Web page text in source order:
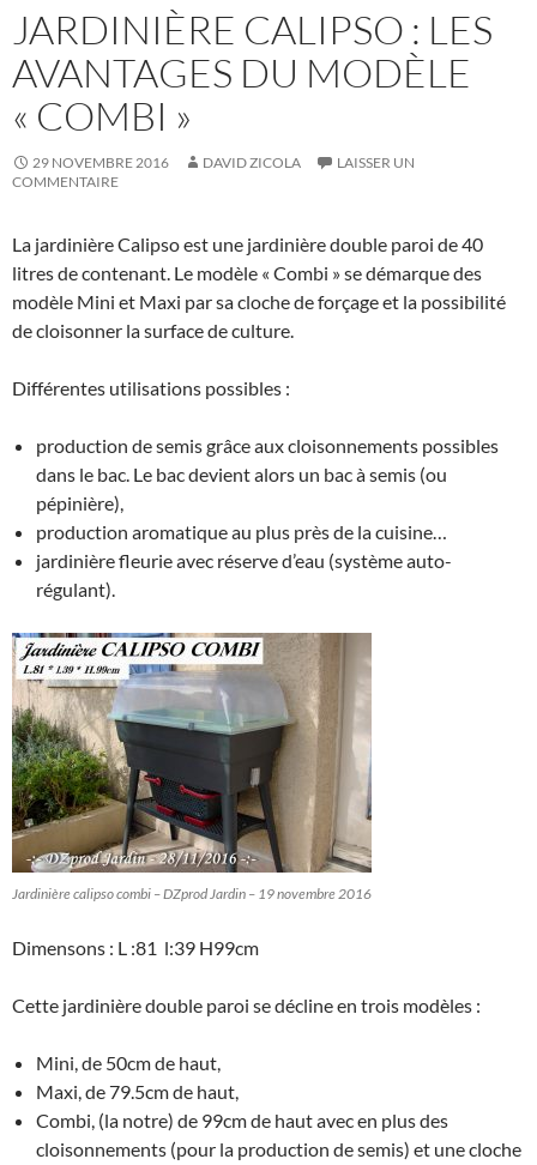
JARDINIÈRE CALIPSO : LES
AVANTAGES DU MODÈLE
« COMBI »
29 NOVEMBRE 2016 DAVID ZICOLA
LAISSER UN
COMMENTAIRE
La jardinière Calipso est une jardinière double paroi de 40
litres de contenant. Le modèle « Combi » se démarque des
modèle Mini et Maxi par sa cloche de forçage et la possibilité
de cloisonner la surface de culture.
Différentes utilisations possibles :
production de semis grâce aux cloisonnements possibles
dans le bac. Le bac devient alors un bac à semis (ou
pépinière),
production aromatique au plus près de la cuisine…
jardinière fleurie avec réserve d’eau (système auto-
régulant).
Jardinière calipso combi – DZprod Jardin – 19 novembre 2016
Dimensons : L :81 l:39 H99cm
Cette jardinière double paroi se décline en trois modèles :
Mini, de 50cm de haut,
Maxi, de 79.5cm de haut,
Combi, (la notre) de 99cm de haut avec en plus des
cloisonnements (pour la production de semis) et une cloche